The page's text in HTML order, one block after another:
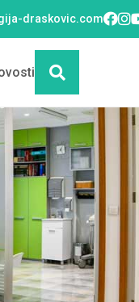
draskovic.com